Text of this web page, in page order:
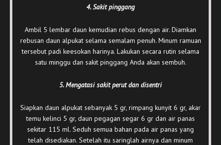
4. Sakit pinggang
Ambil 5 lembar daun kemudian rebus dengan air. Diamkan
rebusan daun alpukat selama semalam penuh. Minum ramuan
tersebut padi keesokan harinya. Lakukan secara rutin selama
satu minggu dan sakit pinggang Anda akan sembuh.
5. Mengatasi sakit perut dan disentri
Siapkan daun alpukat sebanyak 5 gr, rimpang kunyit 6 gr, akar
temu kelinci 5 gr, daun pegagan segar 6 gr dan air panas
sekitar 115 ml. Seduh semua bahan pada air panas yang
telah disediakan. Setelah itu saringlah airnya dan minum